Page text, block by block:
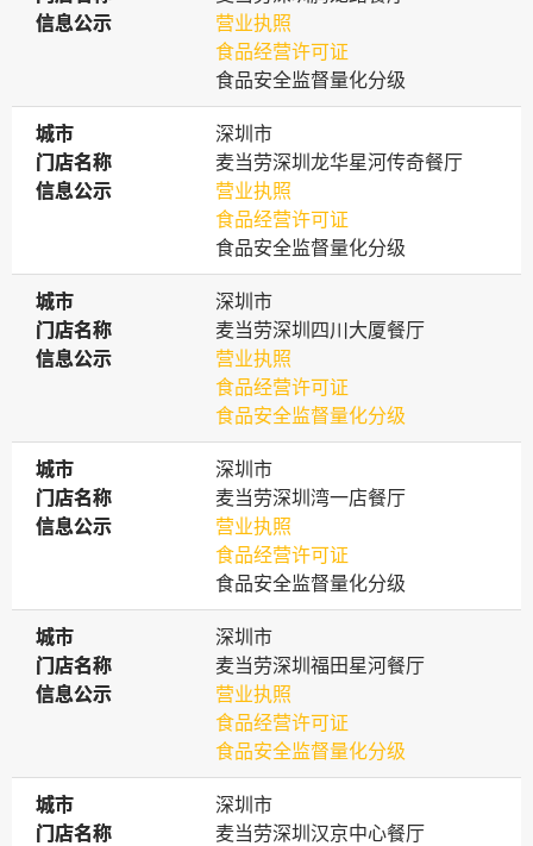
信息公示
信息公示
营业执照
食品经营许可证
食品安全监督量化分级
城市
城市
深圳市
门店名称
门店名称
麦当劳深圳龙华星河传奇餐厅
信息公示
信息公示
营业执照
食品经营许可证
食品安全监督量化分级
城市
城市
深圳市
门店名称
门店名称
麦当劳深圳四川大厦餐厅
信息公示
信息公示
营业执照
食品经营许可证
食品安全监督量化分级
城市
城市
深圳市
门店名称
门店名称
麦当劳深圳湾一店餐厅
信息公示
信息公示
营业执照
食品经营许可证
食品安全监督量化分级
城市
城市
深圳市
门店名称
门店名称
麦当劳深圳福田星河餐厅
信息公示
信息公示
营业执照
食品经营许可证
食品安全监督量化分级
城市
城市
深圳市
门店名称
门店名称
麦当劳深圳汉京中心餐厅